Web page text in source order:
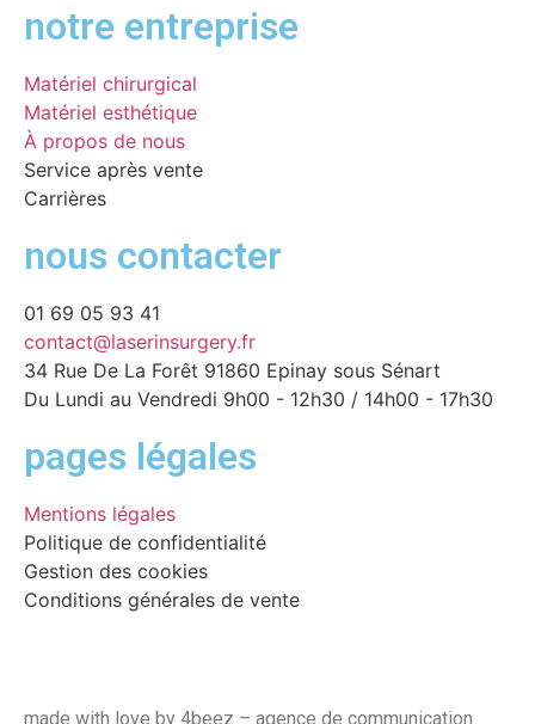
notre entreprise
Matériel chirurgical
Matériel esthétique
À propos de nous
Service après vente
Carrières
nous contacter
01 69 05 93 41
contact@laserinsurgery.fr
34 Rue De La Forêt 91860 Epinay sous Sénart
Du Lundi au Vendredi 9h00 - 12h30 / 14h00 - 17h30
pages légales
Mentions légales
Politique de confidentialité
Gestion des cookies
Conditions générales de vente
made with love by 4beez – agence de communication